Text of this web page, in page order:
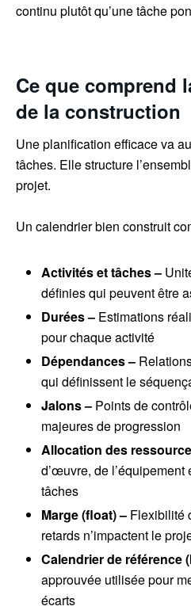
continu plutôt qu’une tâche
Ce que comprend
de la construction
Une planification efficace va
tâches. Elle structure
projet.
Un calendrier bien construit
Activités et tâches –
définies qui peuvent être
Durées – Estimations
pour chaque activité
Dépendances –
qui définissent le
Jalons – Points de
majeures de progression
Allocation des
d’œuvre, de
tâches
Marge (float) – Flexibilité
retards n’impactent le
Calendrier de référence
approuvée utilisée pour
écarts